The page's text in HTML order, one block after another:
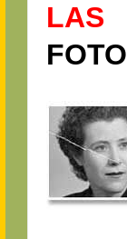
LAS